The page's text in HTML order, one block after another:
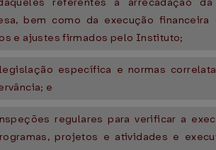
bem como da execução financeira
e ajustes firmados pelo Instituto;
específica e normas
e
regulares para verificar a
projetos e atividades e